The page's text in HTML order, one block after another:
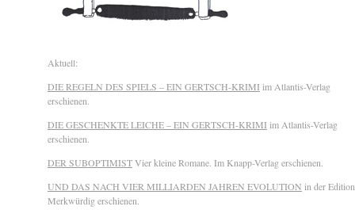
Aktuell:
DIE REGELN DES SPIELS – EIN GERTSCH-KRIMI im Atlantis-Verlag
erschienen.
DIE GESCHENKTE LEICHE – EIN GERTSCH-KRIMI im Atlantis-Verlag
erschienen.
DER SUBOPTIMISTVier kleine Romane. Im Knapp-Verlag erschienen.
UND DAS NACH VIER MILLIARDEN JAHREN EVOLUTION in der Edition
Merkwürdig erschienen.